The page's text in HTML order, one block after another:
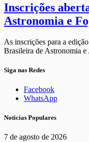
Inscrições
Astronomia e
As inscrições para a
Brasileira de Astronomia
Siga nas Redes
Facebook
WhatsApp
Noticias Populares
7 de agosto de 2026